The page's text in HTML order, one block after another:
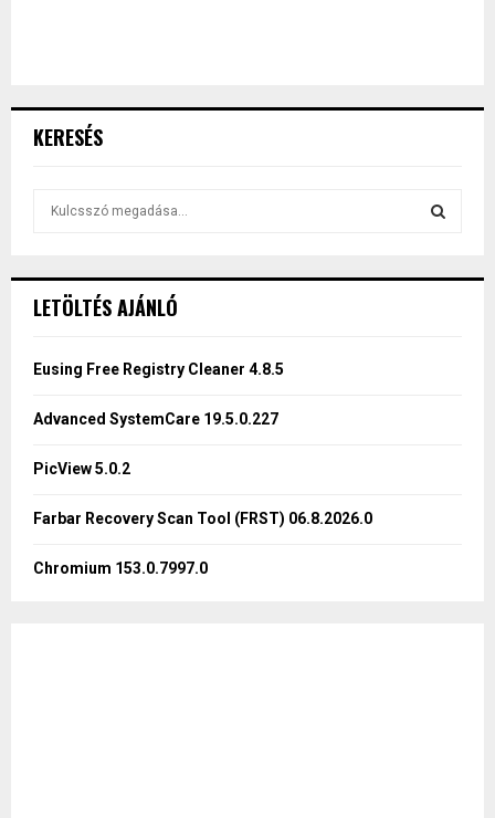
KERESÉS
h
o
LETÖLTÉS AJÁNLÓ
Eusing Free Registry Cleaner 4.8.5
Advanced SystemCare 19.5.0.227
PicView 5.0.2
Farbar Recovery Scan Tool (FRST) 06.8.2026.0
Chromium 153.0.7997.0